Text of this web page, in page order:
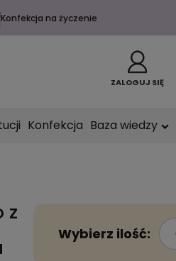
Konfekcja na życzenie
ZALOGUJ SIĘ
Konfekcja Baza wiedzy
z
Wybierz ilość: